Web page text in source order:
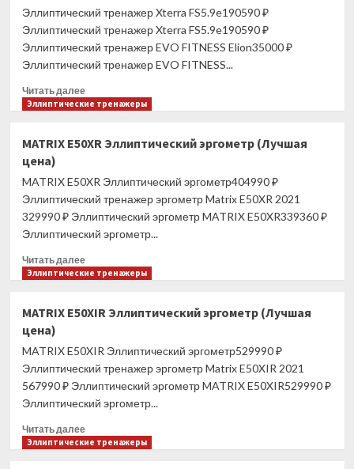
FSX3500
(Лучшая
цена)
Эллиптический тренажер Xterra FS5.9e190590 ₽
Эллиптический тренажер Xterra FS5.9e190590 ₽
Эллиптический тренажер EVO FITNESS Elion35000 ₽
Эллиптический тренажер EVO FITNESS...
Читать далееПрочитать
больше
тренажер
FS5.9e
(Лучшая
цена)
Эллиптические тренажеры
MATRIX E50XR Эллиптический эргометр (Лучшая
цена)
MATRIX E50XR Эллиптический эргометр404990 ₽
Эллиптический тренажер эргометр Matrix E50XR 2021
329990 ₽ Эллиптический эргометр MATRIX E50XR339360 ₽
Эллиптический эргометр...
Читать далееПрочитать
больше
E50XR
эргометр
(Лучшая
цена)
Эллиптические тренажеры
MATRIX E50XIR Эллиптический эргометр (Лучшая
цена)
MATRIX E50XIR Эллиптический эргометр529990 ₽
Эллиптический тренажер эргометр Matrix E50XIR 2021
567990 ₽ Эллиптический эргометр MATRIX E50XIR529990 ₽
Эллиптический эргометр...
Читать далееПрочитать
больше
Эллиптические тренажеры